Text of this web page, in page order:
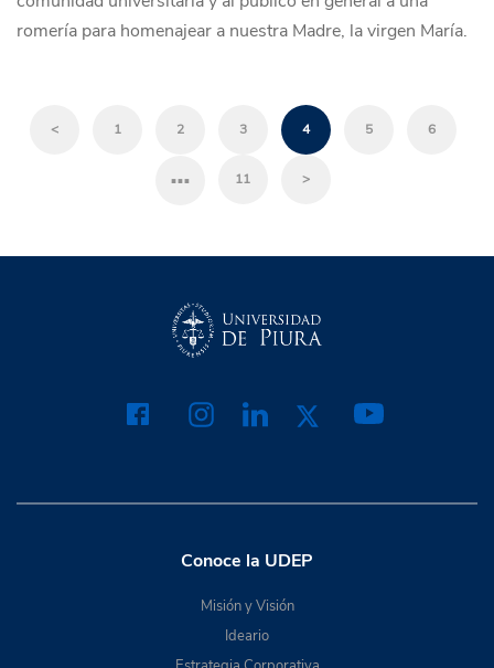
romería para homenajear a nuestra Madre, la virgen María.
< 1 2 3 4 5 6
… 11 >
Conoce la UDEP
Misión y Visión
Ideario